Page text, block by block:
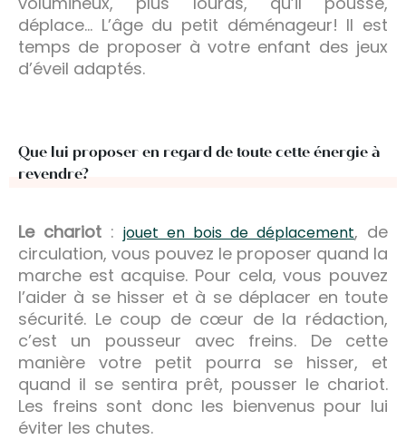
déplace… L’âge du petit déménageur! Il est
temps de proposer à votre enfant des jeux
d’éveil adaptés.
Que lui proposer en regard de toute cette énergie à
revendre?
Le chariot : jouet en bois de déplacement, de
circulation, vous pouvez le proposer quand la
marche est acquise. Pour cela, vous pouvez
l’aider à se hisser et à se déplacer en toute
sécurité. Le coup de cœur de la rédaction,
c’est un pousseur avec freins. De cette
manière votre petit pourra se hisser, et
quand il se sentira prêt, pousser le chariot.
Les freins sont donc les bienvenus pour lui
éviter les chutes.